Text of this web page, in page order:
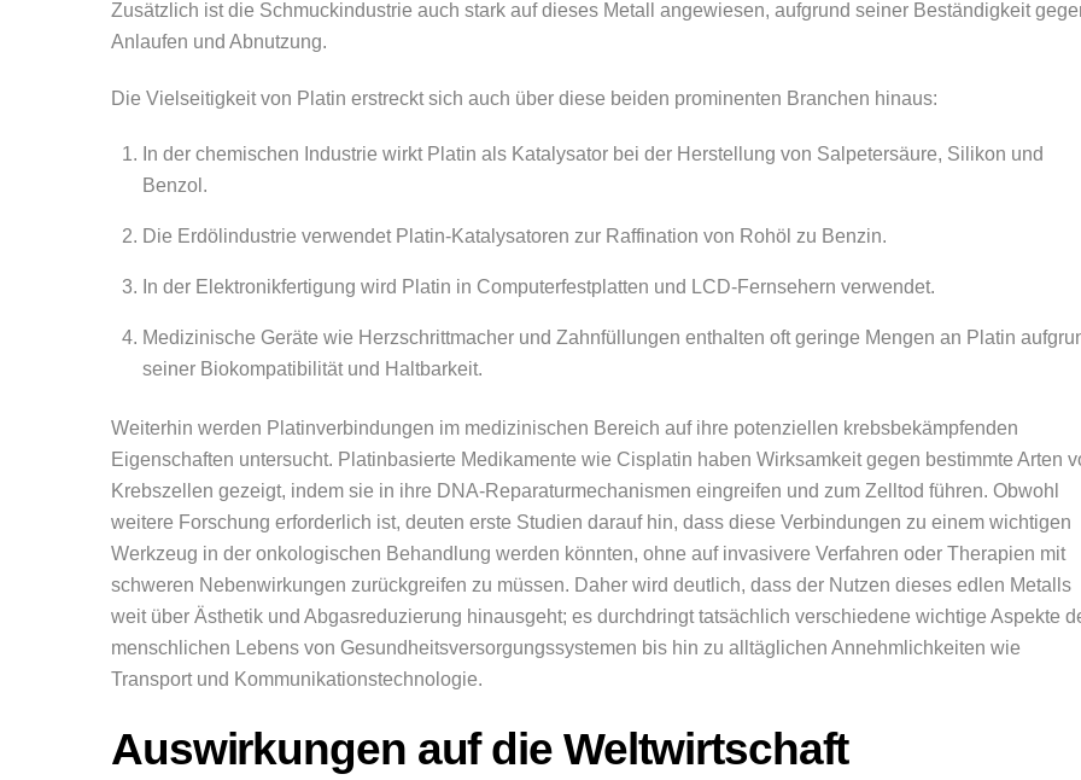
Zusätzlich ist die Schmuckindustrie auch stark auf dieses Metall angewiesen, aufgrund seiner Beständigkeit
Anlaufen und Abnutzung.
Die Vielseitigkeit von Platin erstreckt sich auch über diese beiden prominenten Branchen hinaus:
In der chemischen Industrie wirkt Platin als Katalysator bei der Herstellung von Salpetersäure, Silikon und
Benzol.
Die Erdölindustrie verwendet Platin-Katalysatoren zur Raffination von Rohöl zu Benzin.
In der Elektronikfertigung wird Platin in Computerfestplatten und LCD-Fernsehern verwendet.
Medizinische Geräte wie Herzschrittmacher und Zahnfüllungen enthalten oft geringe Mengen an Platin
seiner Biokompatibilität und Haltbarkeit.
Weiterhin werden Platinverbindungen im medizinischen Bereich auf ihre potenziellen krebsbekämpfenden
Eigenschaften untersucht. Platinbasierte Medikamente wie Cisplatin haben Wirksamkeit gegen bestimmte Arten
Krebszellen gezeigt, indem sie in ihre DNA-Reparaturmechanismen eingreifen und zum Zelltod führen. Obwohl
weitere Forschung erforderlich ist, deuten erste Studien darauf hin, dass diese Verbindungen zu einem wichtigen
Werkzeug in der onkologischen Behandlung werden könnten, ohne auf invasivere Verfahren oder Therapien mit
schweren Nebenwirkungen zurückgreifen zu müssen. Daher wird deutlich, dass der Nutzen dieses edlen Metalls
weit über Ästhetik und Abgasreduzierung hinausgeht; es durchdringt tatsächlich verschiedene wichtige Aspekte
menschlichen Lebens von Gesundheitsversorgungssystemen bis hin zu alltäglichen Annehmlichkeiten wie
Transport und Kommunikationstechnologie.
Auswirkungen auf die Weltwirtschaft